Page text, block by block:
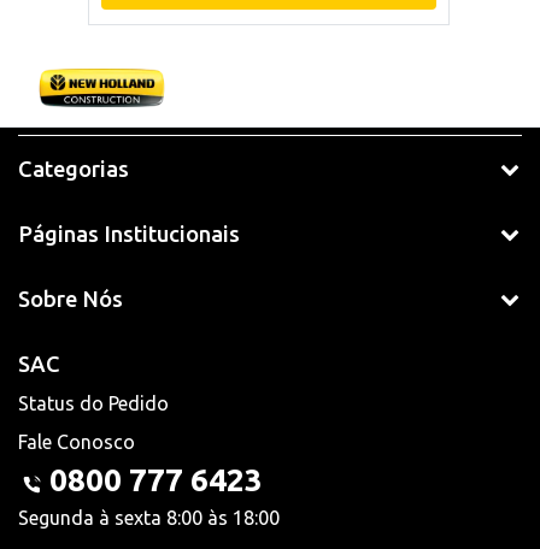
Categorias
Páginas Institucionais
Sobre Nós
SAC
Status do Pedido
Fale Conosco
0800 777 6423
Segunda à sexta 8:00 às 18:00